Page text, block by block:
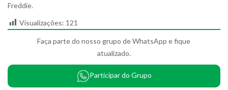
Freddie.
Visualizações: 121
Faça parte do nosso grupo de WhatsApp e fique
atualizado.
Participar do Grupo